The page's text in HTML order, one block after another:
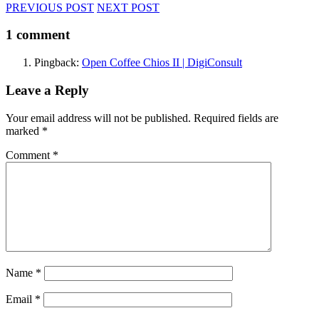
PREVIOUS POST NEXT POST
1 comment
Pingback: Open Coffee Chios II | DigiConsult
Leave a Reply
Your email address will not be published. Required fields are
marked *
Comment *
Name *
Email *